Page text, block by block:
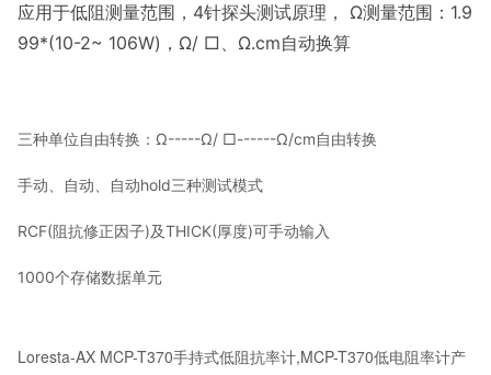
应用于低阻测量范围，4针探头测试原理， Ω测量范围：1.9
99*(10-2~ 106W)，Ω/ □、Ω.cm自动换算
三种单位自由转换：Ω-----Ω/ □------Ω/cm自由转换
手动、自动、自动hold三种测试模式
RCF(阻抗修正因子)及THICK(厚度)可手动输入
1000个存储数据单元
Loresta-AX MCP-T370手持式低阻抗率计,MCP-T370低电阻率计产